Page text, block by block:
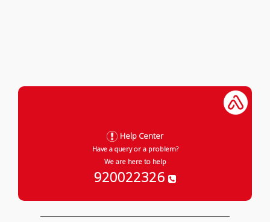
Help Center
Have a query or a problem?
We are here to help
920022326